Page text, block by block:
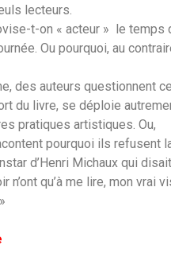
lecteurs.
t-on « acteur » le temps
Ou pourquoi, au
des auteurs questionnent
du livre, se déploie
pratiques artistiques. Ou,
pourquoi ils refusent
d’Henri Michaux qui
n’ont qu’à me lire, mon vrai